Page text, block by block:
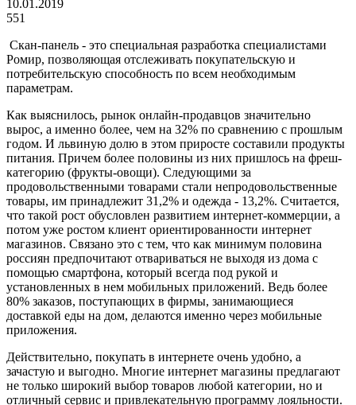
10.01.2019
551
Скан-панель - это специальная разработка специалистами
Ромир, позволяющая отслеживать покупательскую и
потребительскую способность по всем необходимым
параметрам.
Как выяснилось, рынок онлайн-продавцов значительно
вырос, а именно более, чем на 32% по сравнению с прошлым
годом. И львиную долю в этом приросте составили продукты
питания. Причем более половины из них пришлось на фреш-
категорию (фрукты-овощи). Следующими за
продовольственными товарами стали непродовольственные
товары, им принадлежит 31,2% и одежда - 13,2%. Считается,
что такой рост обусловлен развитием интернет-коммерции, а
потом уже ростом клиент ориентированности интернет
магазинов. Связано это с тем, что как минимум половина
россиян предпочитают отвариваться не выходя из дома с
помощью смартфона, который всегда под рукой и
установленных в нем мобильных приложений. Ведь более
80% заказов, поступающих в фирмы, занимающиеся
доставкой еды на дом, делаются именно через мобильные
приложения.
Действительно, покупать в интернете очень удобно, а
зачастую и выгодно. Многие интернет магазины предлагают
не только широкий выбор товаров любой категории, но и
отличный сервис и привлекательную программу лояльности.